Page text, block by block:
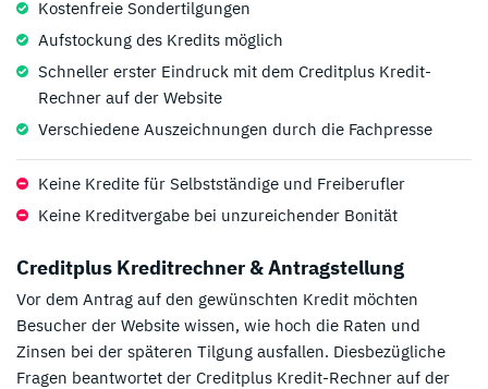
Kostenfreie Sondertilgungen
Aufstockung des Kredits möglich
Schneller erster Eindruck mit dem Creditplus Kredit-
Rechner auf der Website
Verschiedene Auszeichnungen durch die Fachpresse
Keine Kredite für Selbstständige und Freiberufler
Keine Kreditvergabe bei unzureichender Bonität
Creditplus Kreditrechner & Antragstellung
Vor dem Antrag auf den gewünschten Kredit möchten
Besucher der Website wissen, wie hoch die Raten und
Zinsen bei der späteren Tilgung ausfallen. Diesbezügliche
Fragen beantwortet der Creditplus Kredit-Rechner auf der